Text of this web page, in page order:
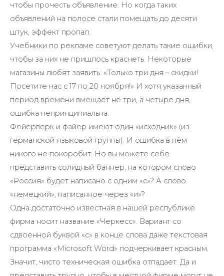
чтобы прочесть объявление. Но когда таких
объявлений на полосе стали помещать до десяти
штук, эффект пропал.
Учебники по рекламе советуют делать такие ошибки,
чтобы за них не пришлось краснеть. Некоторые
магазины любят заявить: «Только три дня – скидки!
Посетите нас с 17 по 20 ноября!» И хотя указанный
период времени вмещает не три, а четыре дня,
ошибка непринципиальна.
Фейерверк и файер имеют один «исходник» (из
германской языковой группы). И ошибка в нём
никого не покоробит. Но вы можете себе
представить солидный баннер, на котором слово
«Россия» будет написано с одним «с»? А слово
«немецкий», написанное через «и»?
Одна достаточно известная в нашей республике
фирма носит название «Черкесс». Вариант со
сдвоенной буквой «с» в конце слова даже текстовая
программа «Microsoft Word» подчеркивает красным.
Значит, чисто техническая ошибка отпадает. Да и